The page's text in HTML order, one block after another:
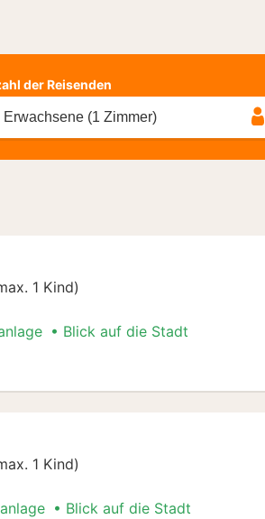
der Reisenden
Erwachsene (1 Zimmer)
1 Kind)
Blick auf die Stadt
1 Kind)
Blick auf die Stadt